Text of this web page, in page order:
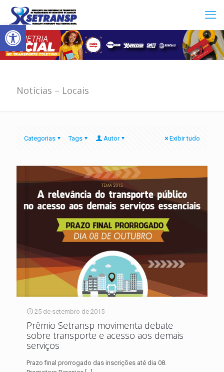
Abrir a barra de ferramentas
Notícias – Locais
Categorias Tags Autor Exibir tudo
25 de setembro de 2015
Prêmio Setransp movimenta debate
sobre transporte e acesso aos demais
serviços
Prazo final prorrogado das inscrições até dia 08.